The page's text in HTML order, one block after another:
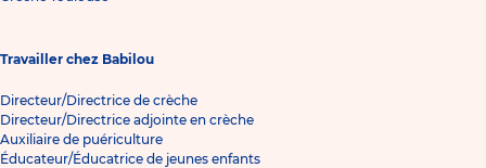
Travailler chez Babilou
Directeur/Directrice de crèche
Directeur/Directrice adjointe en crèche
Auxiliaire de puériculture
Éducateur/Éducatrice de jeunes enfants